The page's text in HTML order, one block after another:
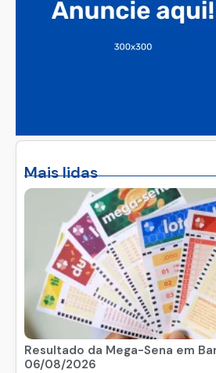
Mais lidas
Resultado da Mega-Sena em
06/08/2026